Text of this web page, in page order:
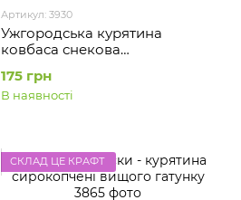
Артикул: 3930
Ужгородська курятина
ковбаса снекова
175 грн
В наявності
СКЛАД ЦЕ КРАФТ